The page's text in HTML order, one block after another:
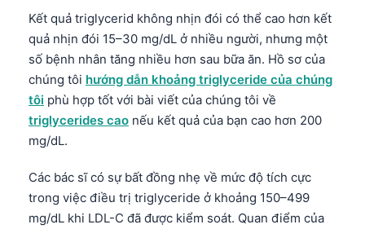
Kết quả triglycerid không nhịn đói có thể cao hơn kết
quả nhịn đói 15–30 mg/dL ở nhiều người, nhưng một
số bệnh nhân tăng nhiều hơn sau bữa ăn. Hồ sơ của
chúng tôi hướng dẫn khoảng triglyceride của chúng
tôi phù hợp tốt với bài viết của chúng tôi về
triglycerides cao nếu kết quả của bạn cao hơn 200
mg/dL.
Các bác sĩ có sự bất đồng nhẹ về mức độ tích cực
trong việc điều trị triglyceride ở khoảng 150–499
mg/dL khi LDL-C đã được kiểm soát. Quan điểm của
Suomi
Hrvatski
پښتو
سنڌي
සිංහල
অসমীয়া